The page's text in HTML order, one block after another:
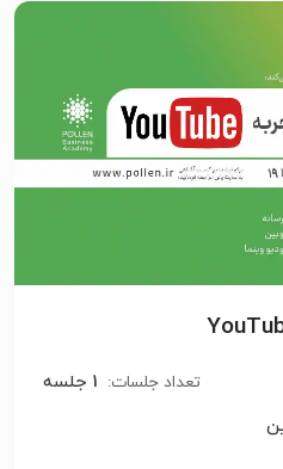
تعداد جلسات: 1 جلسه